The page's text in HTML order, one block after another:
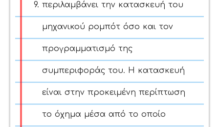
περιλαμβάνει την κατασκευή του
μηχανικού ρομπότ όσο και τον
προγραμματισμό της
συμπεριφοράς του. Η κατασκευή
είναι στην προκειμένη περίπτωση
το όχημα μέσα από το οποίο